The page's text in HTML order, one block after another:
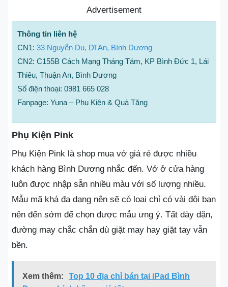
Advertisement
Thông tin liên hệ
CN1: 33 Nguyễn Du, Dĩ An, Bình Dương
CN2: C155B Cách Mạng Tháng Tám, KP Bình Đức 1, Lái
Thiêu, Thuận An, Bình Dương
Số điện thoại: 0981 665 028
Fanpage: Yuna – Phụ Kiện & Quà Tặng
Phụ Kiện Pink
Phụ Kiện Pink là shop mua vớ giá rẻ được nhiều
khách hàng Bình Dương nhắc đến. Vớ ở cửa hàng
luôn được nhập sẵn nhiều màu với số lượng nhiều.
Mẫu mã khá đa dạng nên sẽ có loại chỉ có vài đôi bạn
nên đến sớm để chọn được mẫu ưng ý. Tất dày dặn,
đường may chắc chắn dù giặt may hay giặt tay vẫn
bền.
Xem thêm:
Top 10 địa chỉ bán tại iPad Bình